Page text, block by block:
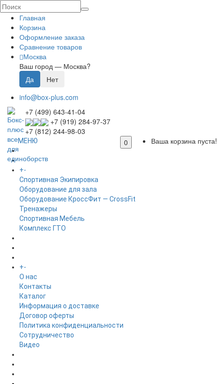
Главная
Корзина
Оформление заказа
Сравнение товаров
Москва
Ваш город — Москва?
info@box-plus.com
+7 (499) 643-41-04
+7 (919) 284-97-37
+7 (812) 244-98-03
0
Ваша корзина пуста!
МЕНЮ
+-
Спортивная Экипировка
Оборудование для зала
Оборудование КроссФит — CrossFit
Тренажеры
Спортивная Мебель
Комплекс ГТО
+-
O нас
Контакты
Каталог
Информация о доставке
Договор оферты
Политика конфиденциальности
Сотрудничество
Видео